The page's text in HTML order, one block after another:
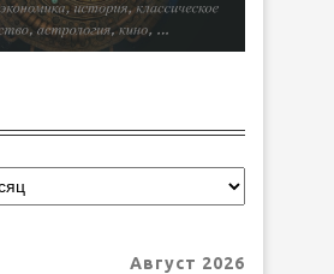
Август 2026